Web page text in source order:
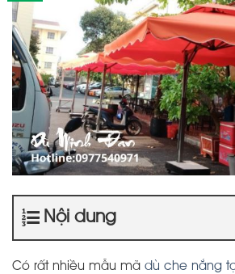
Nội dung
Có rất nhiều mẫu mã dù che nắng